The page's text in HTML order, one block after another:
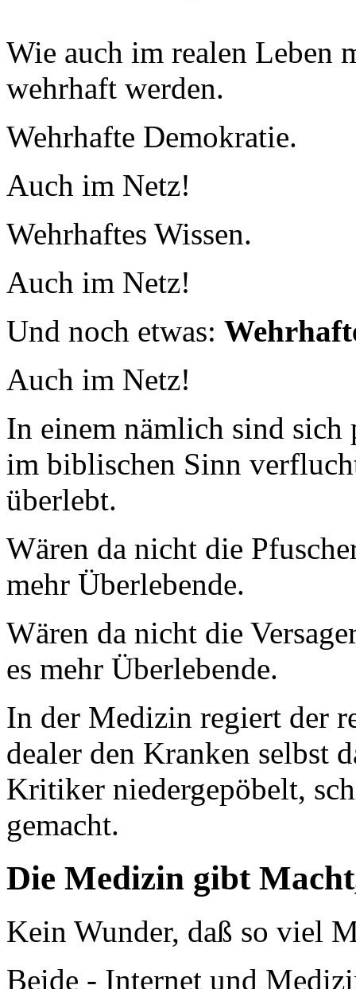
Wie auch im realen Leben
wehrhaft werden.
Wehrhafte Demokratie.
Auch im Netz!
Wehrhaftes Wissen.
Auch im Netz!
Und noch etwas:
Auch im Netz!
In einem nämlich sind
im biblischen Sinn
überlebt.
Wären da nicht die
mehr Überlebende.
Wären da nicht die
es mehr Überlebende.
In der Medizin regiert der
dealer den Kranken selbst
Kritiker niedergepöbelt,
gemacht.
Die Medizin gibt
Kein Wunder, daß so viel
Beide - Internet und